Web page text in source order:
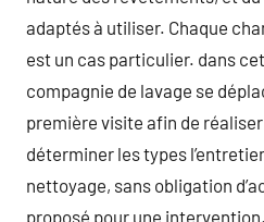
adaptés à utiliser. Chaque
est un cas particulier. dans
compagnie de lavage se
première visite afin de
déterminer les types
nettoyage, sans obligation
proposé pour une